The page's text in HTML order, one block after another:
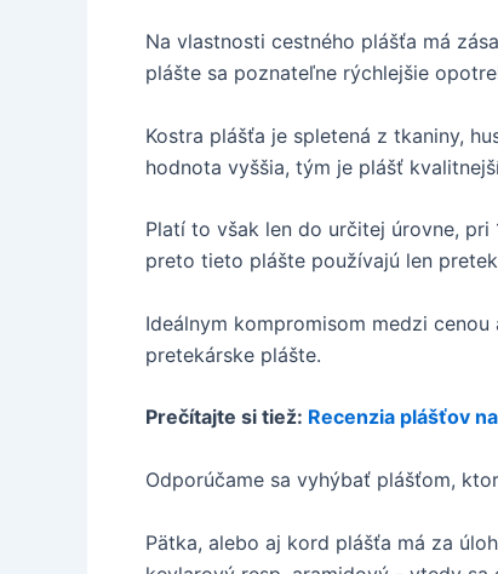
Na vlastnosti cestného plášťa má
plášte sa poznateľne rýchlejšie
Kostra plášťa je spletená z tkaniny,
hodnota vyššia, tým je plášť
Platí to však len do určitej úrovne,
preto tieto plášte používajú len
Ideálnym kompromisom medzi
pretekárske plášte.
Prečítajte si tiež: Recenzia plášťov
Odporúčame sa vyhýbať plášťom,
Pätka, alebo aj kord plášťa má za